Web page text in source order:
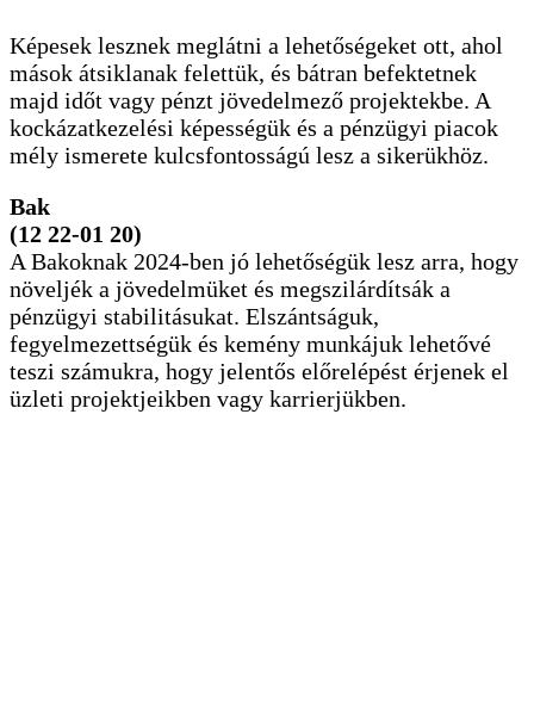
Képesek lesznek meglátni a lehetőségeket ott, ahol
mások átsiklanak felettük, és bátran befektetnek
majd időt vagy pénzt jövedelmező projektekbe. A
kockázatkezelési képességük és a pénzügyi piacok
mély ismerete kulcsfontosságú lesz a sikerükhöz.
Bak
(12 22-01 20)
A Bakoknak 2024-ben jó lehetőségük lesz arra, hogy
növeljék a jövedelmüket és megszilárdítsák a
pénzügyi stabilitásukat. Elszántságuk,
fegyelmezettségük és kemény munkájuk lehetővé
teszi számukra, hogy jelentős előrelépést érjenek el
üzleti projektjeikben vagy karrierjükben.